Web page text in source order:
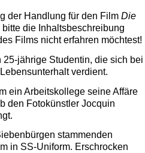
der Handlung für den FilmDie
die Inhaltsbeschreibung
Films nicht erfahren möchtest!
jährige Studentin, die sich bei
verdient.
ein Arbeitskollege seine Affäre
den Fotokünstler Jocquin
stammenden
in SS-Uniform. Erschrocken